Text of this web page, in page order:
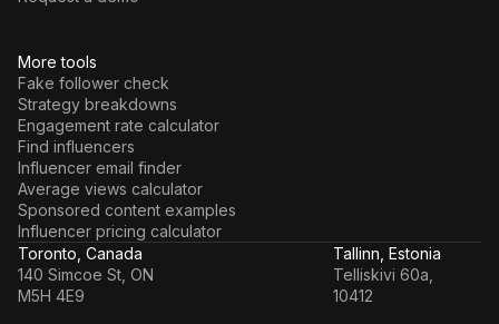
More tools
Fake follower check
Strategy breakdowns
Engagement rate calculator
Find influencers
Influencer email finder
Average views calculator
Sponsored content examples
Influencer pricing calculator
Toronto, Canada
140 Simcoe St, ON
M5H 4E9
Tallinn, Estonia
Telliskivi 60a,
10412